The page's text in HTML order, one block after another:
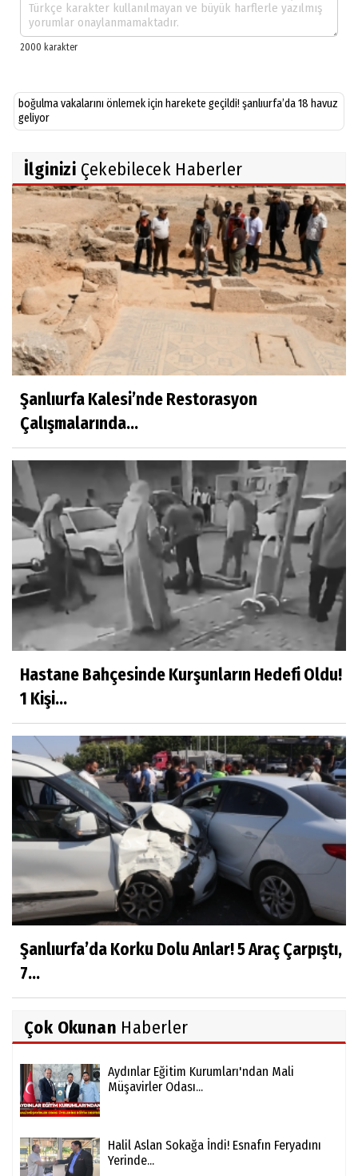
boğulma vakalarını önlemek için harekete geçildi! şanlıurfa’da 18 havuz
geliyor
İlginizi Çekebilecek Haberler
Şanlıurfa Kalesi’nde Restorasyon
Çalışmalarında...
Hastane Bahçesinde Kurşunların Hedefi Oldu!
1 Kişi...
Şanlıurfa’da Korku Dolu Anlar! 5 Araç Çarpıştı,
7...
Çok Okunan Haberler
Aydınlar Eğitim Kurumları'ndan Mali
Müşavirler Odası...
Halil Aslan Sokağa İndi! Esnafın Feryadını
Yerinde...